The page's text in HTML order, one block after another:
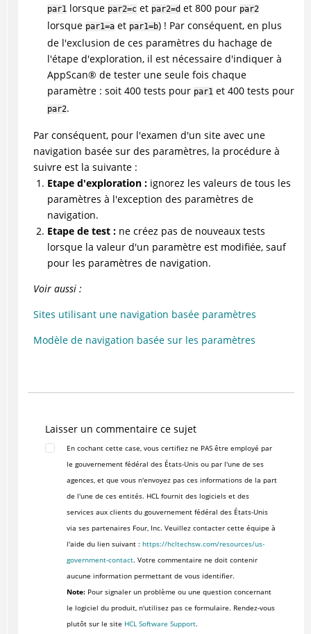
par1lorsque par2=cet par2=det 800 pour par2
lorsque par1=aet par1=b) ! Par conséquent, en plus
de l'exclusion de ces paramètres du hachage de
l'étape d'exploration, il est nécessaire d'indiquer à
AppScan® de tester une seule fois chaque
paramètre : soit 400 tests pour par1et 400 tests pour
par2.
Par conséquent, pour l'examen d'un site avec une
navigation basée sur des paramètres, la procédure à
suivre est la suivante :
Etape d'exploration :ignorez les valeurs de tous les
paramètres à l'exception des paramètres de
navigation.
Etape de test :ne créez pas de nouveaux tests
lorsque la valeur d'un paramètre est modifiée, sauf
pour les paramètres de navigation.
Voir aussi :
Sites utilisant une navigation basée paramètres
Modèle de navigation basée sur les paramètres
Laisser un commentaire ce sujet
En cochant cette case, vous certifiez ne PAS être employé par
le gouvernement fédéral des États-Unis ou par l'une de ses
agences, et que vous n'envoyez pas ces informations de la part
de l'une de ces entités. HCL fournit des logiciels et des
services aux clients du gouvernement fédéral des États-Unis
via ses partenaires Four, Inc. Veuillez contacter cette équipe à
l'aide du lien suivant : https://hcltechsw.com/resources/us-
government-contact. Votre commentaire ne doit contenir
aucune information permettant de vous identifier.
Note:Pour signaler un problème ou une question concernant
le logiciel du produit, n'utilisez pas ce formulaire. Rendez-vous
plutôt sur le site HCL Software Support.